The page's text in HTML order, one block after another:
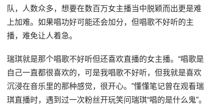
队，人数众多，想要在数百万女主播当中脱颖而出更是难
上加难。如果唱功好可能还会加分，但唱歌不好听的主
播，难免让人着急。
瑞琪就是那个唱歌不好听但还喜欢直播的女主播。“唱歌是
自己一直都很喜欢的，可是我唱歌不好听，但我就是喜欢
沉浸在音乐里的那种感觉，很开心。”懂懂笔记曾在观看瑞
琪直播时，遇到过一次粉丝开玩笑问瑞琪“唱的是什么鬼”。